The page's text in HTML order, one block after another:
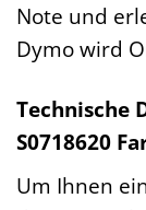
Note und
Dymo wird
Technische
S0718620
Um Ihnen